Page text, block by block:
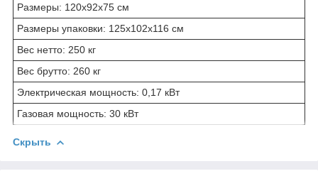
Размеры: 120x92x75 см
Размеры упаковки: 125x102x116 см
Вес нетто: 250 кг
Вес брутто: 260 кг
Электрическая мощность: 0,17 кВт
Газовая мощность: 30 кВт
Скрыть